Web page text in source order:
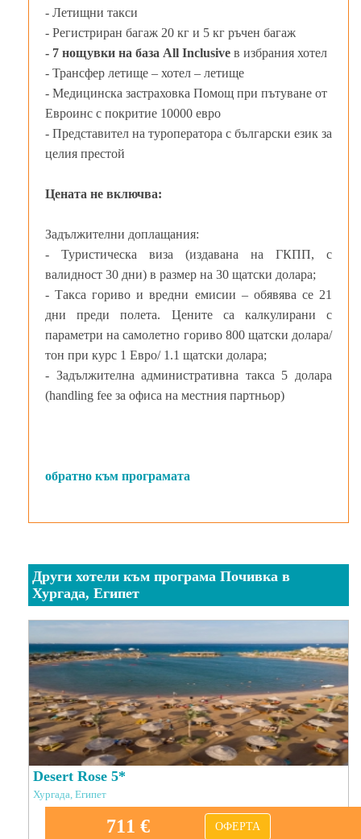
- Летищни такси
- Регистриран багаж 20 кг и 5 кг ръчен багаж
- 7 нощувки на база All Inclusive в избрания хотел
- Трансфер летище – хотел – летище
- Медицинска застраховка Помощ при пътуване от
Евроинс с покритие 10000 евро
- Представител на туроператора с български език за
целия престой
Цената не включва:
Задължителни доплащания:
- Туристическа виза (издавана на ГКПП, с
валидност 30 дни) в размер на 30 щатски долара;
- Такса гориво и вредни емисии – обявява се 21
дни преди полета. Цените са калкулирани с
параметри на самолетно гориво 800 щатски долара/
тон при курс 1 Евро/ 1.1 щатски долара;
- Задължителна административна такса 5 долара
(handling fee за офиса на местния партньор)
обратно към програмата
Други хотели към програма Почивка в
Хургада, Египет
Desert Rose 5*
Хургада, Египет
711 € ОФЕРТА